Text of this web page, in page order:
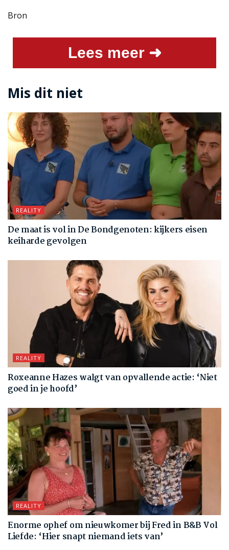
Bron
Lees meer ➜
Mis dit niet
REALITY
De maat is vol in De Bondgenoten: kijkers eisen
keiharde gevolgen
REALITY
Roxeanne Hazes walgt van opvallende actie: ‘Niet
goed in je hoofd’
REALITY
Enorme ophef om nieuwkomer bij Fred in B&B Vol
Liefde: ‘Hier snapt niemand iets van’